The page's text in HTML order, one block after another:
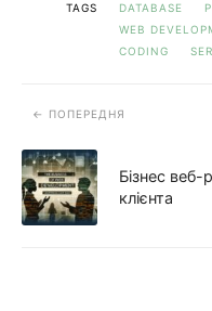
TAGS DATABASE
WEB
CODING
ПОПЕРЕДНЯ
Бізнес
клієнта